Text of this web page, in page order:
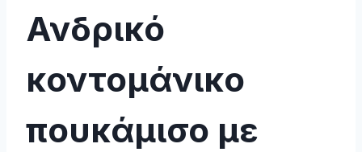
Ανδρικό
κοντομάνικο
πουκάμισο με